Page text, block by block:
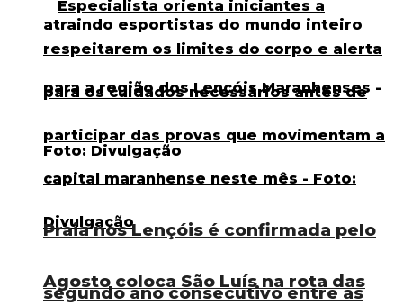
Agosto coloca São Luís na rota das
Praia nos Lençóis é confirmada pelo
segundo ano consecutivo entre as